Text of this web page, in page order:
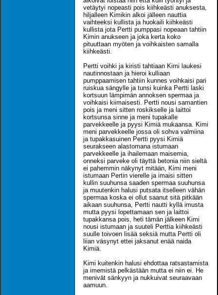
vetäytyi nopeasti pois kiihkeästi anuksesta,
hiljalleen Kimikin alkoi jälleen nauttia
vaihteeksi kullista ja huokaili kiihkeästi
kullista jota Pertti pumppasi nopeaan tahtiin
Kimin anukseen ja joka kerta koko
pituuttaan myöten ja voihkaisten samalla
kiihkeästi.
Pertti voihki ja kiristi tahtiaan Kimi laukesi
nautinnostaan ja hieroi kulliaan
pumppaamisen tahtiin kunnes voihkaisi pari
ruiskua sängylle ja tunsi kuinka Pertti laski
kortsuun lämpimän annoksen spermaa ja
voihkaisi kiimaisesti. Pertti nousi samantien
pois ja meni sitten roskikselle ja laittoi
kortsunsa sinne ja meni tupakalle
parvekkeelle ja pyysi Kimiä mukaansa. Kimi
meni parvekkeelle jossa oli sohva valmiina
ja tupakkasuinen Pertti pyysi Kimiä
seurakseen alastomana istumaan
parvekkeelle ja ihailemaan maisemia,
onneksi parveke oli täyttä betonia niin sieltä
ei pahemmin näkynyt mitään, Kimi meni
istumaan Pertin vierelle ja imaisi sitten
kullin suuhunsa saaden spermaa suuhunsa
ja muutenkin halusi putsata itselleen vähän
spermaa koska ei ollut saanut sitä pitkään
aikaan suuhunsa, Pertti nautti kyllä imusta
mutta pyysi lopettamaan sen ja laittoi
tupakkansa pois, heti tämän jälkeen Kimi
nousi istumaan ja suuteli Perttia kiihkeästi
suulle toivoen lisää seksiä mutta Pertti oli
liian väsynyt ettei jaksanut enää naida
Kimiä.
Kimi kuitenkin halusi ehdottaa ratsastamista
ja imemistä pelkästään mutta ei niin ei. He
menivät sänkyyn ja nukkuivat seuraavaan
aamuun.